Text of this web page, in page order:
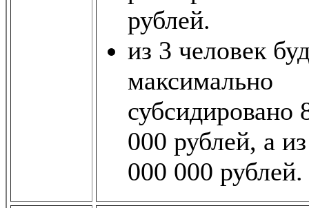
рублей.
из 3 человек
максимально
субсидировано
000 рублей, а
000 000 рублей.